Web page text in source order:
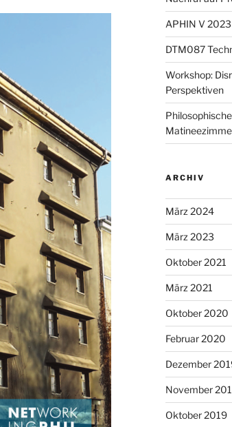
APHIN V
DTM087
Workshop:
Perspektiven
ARCHIV
März 2024
März 2023
Oktober 2021
März 2021
Oktober 2020
Februar 2020
Dezember
November
Oktober 2019